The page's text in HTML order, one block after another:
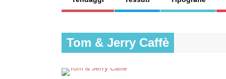
Tom & Jerry Caffè